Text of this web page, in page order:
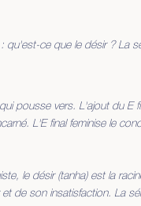
ce que le désir ? La
pousse vers. L'ajout du E
L'E final feminise le
le désir (tanha) est la
de son insatisfaction. La